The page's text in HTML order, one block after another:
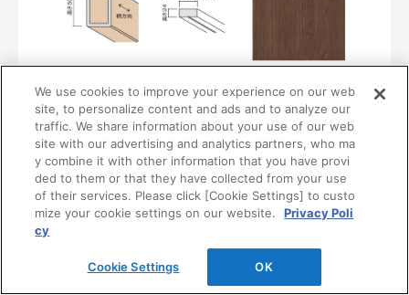
〈UB38〉
MF01-0138-0505
¥16,400/本（最低発注数量は30本）
We use cookies to improve your experience on our web
site, to personalize content and ads and to analyze our
traffic. We share information about your use of our web
site with our advertising and analytics partners, who ma
y combine it with other information that you have provi
ded to them or that they have collected from your use
of their services. Please click [Cookie Settings] to custo
mize your cookie settings on our website.
Privacy Poli
cy
Cookie Settings OK